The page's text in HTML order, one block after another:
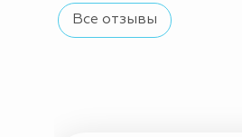
Все отзывы